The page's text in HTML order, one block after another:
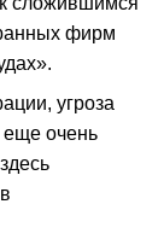
фирм
угроза
еще очень